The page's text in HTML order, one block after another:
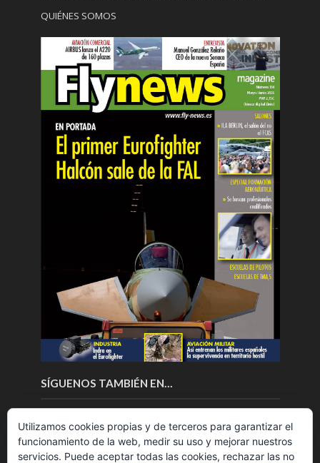
QUIÉNES SOMOS
SÍGUENOS TAMBIÉN EN…
Utilizamos cookies propias y de terceros para garantizar el
funcionamiento de la web, medir su uso y mejorar nuestros
servicios. Puede aceptar todas las cookies, rechazar las no